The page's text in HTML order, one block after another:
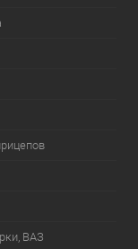
ВАЗ